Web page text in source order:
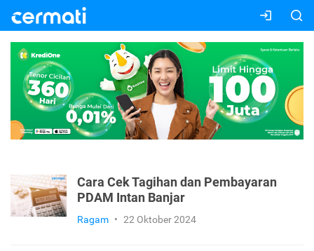
Cara Cek Tagihan dan Pembayaran
PDAM Intan Banjar
Ragam • 22 Oktober 2024